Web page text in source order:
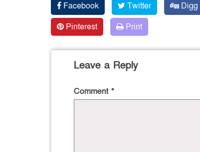
Facebook Twitter Digg
Pinterest
Print
Leave a Reply
Comment *